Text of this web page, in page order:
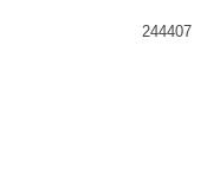
244407